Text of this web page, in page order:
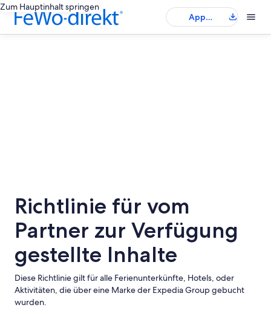
Zum Hauptinhalt springen
App
herunterladen
Richtlinie für vom
Partner zur Verfügung
gestellte Inhalte
Diese Richtlinie gilt für alle Ferienunterkünfte, Hotels, oder
Aktivitäten, die über eine Marke der Expedia Group gebucht
wurden.